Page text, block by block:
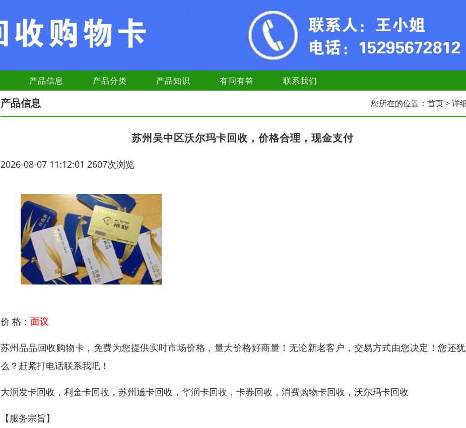
产品信息 产品分类 产品知识 有问有答 联系我们
产品信息 您所在的位置： 首页> 详
苏州吴中区沃尔玛卡回收，价格合理，现金支付
2026-08-07 11:12:01 2607次浏览
价 格： 面议
苏州品品回收购物卡，免费为您提供实时市场价格，量大价格好商量！无论新老客户，交易方式由您决定！您还
么？赶紧打电话联系我吧！
大润发卡回收，利金卡回收，苏州通卡回收，华润卡回收，卡券回收，消费购物卡回收，沃尔玛卡回收
【服务宗旨】